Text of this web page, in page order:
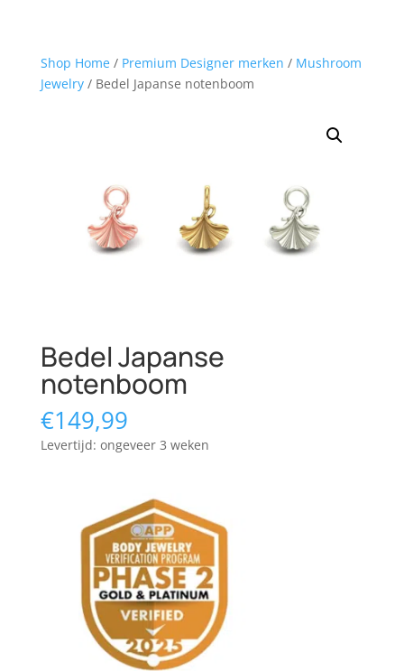
Shop Home/ Premium Designer merken / Mushroom
Jewelry/ Bedel Japanse notenboom
Bedel Japanse
notenboom
€149,99
Levertijd: ongeveer 3 weken